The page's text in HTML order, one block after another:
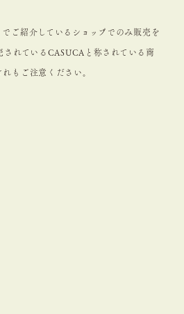
ご紹介しているショップでのみ販売を
されているCASUCAと称されている商
もご注意ください。